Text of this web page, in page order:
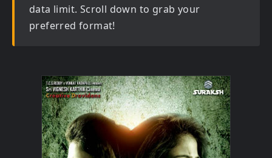
data limit. Scroll down to grab your
preferred format!